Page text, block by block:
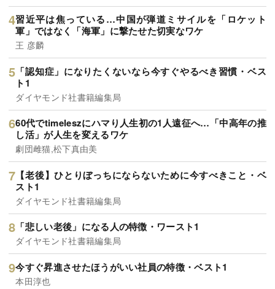
習近平は焦っている…中国が弾道ミサイルを「ロケット
軍」ではなく「海軍」に撃たせた切実なワケ
王 彦麟
「認知症」になりたくないなら今すぐやるべき習慣・ベス
ト1
ダイヤモンド社書籍編集局
60代でtimeleszにハマり人生初の1人遠征へ…「中高年の推
し活」が人生を変えるワケ
劇団雌猫,松下真由美
【老後】ひとりぼっちにならないために今すべきこと・ベ
スト1
ダイヤモンド社書籍編集局
「悲しい老後」になる人の特徴・ワースト1
ダイヤモンド社書籍編集局
今すぐ昇進させたほうがいい社員の特徴・ベスト1
本田淳也